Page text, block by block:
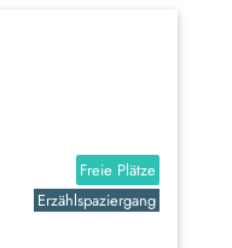
Freie Plätze
Erzählspaziergang